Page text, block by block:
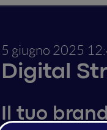
5 giugno 2025
Digital
Il tuo